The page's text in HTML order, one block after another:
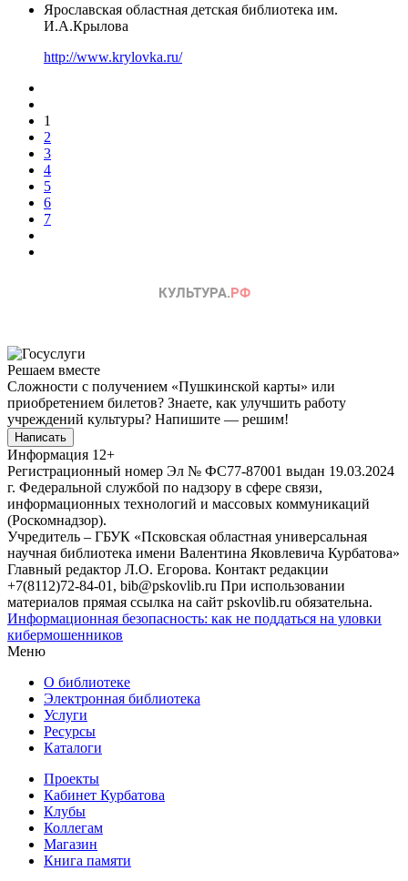
Ярославская областная детская библиотека им.
И.А.Крылова
http://www.krylovka.ru/
1
2
3
4
5
6
7
Решаем вместе
Сложности с получением «Пушкинской карты» или
приобретением билетов? Знаете, как улучшить работу
учреждений культуры? Напишите — решим!
Написать
Информация 12+
Регистрационный номер Эл № ФС77-87001 выдан 19.03.2024
г. Федеральной службой по надзору в сфере связи,
информационных технологий и массовых коммуникаций
(Роскомнадзор).
Учредитель – ГБУК «Псковская областная универсальная
научная библиотека имени Валентина Яковлевича Курбатова»
Главный редактор Л.О. Егорова. Контакт редакции
+7(8112)72-84-01, bib@pskovlib.ru При использовании
материалов прямая ссылка на сайт pskovlib.ru обязательна.
Информационная безопасность: как не поддаться на уловки
кибермошенников
Меню
О библиотеке
Электронная библиотека
Услуги
Ресурсы
Каталоги
Проекты
Кабинет Курбатова
Клубы
Коллегам
Магазин
Книга памяти